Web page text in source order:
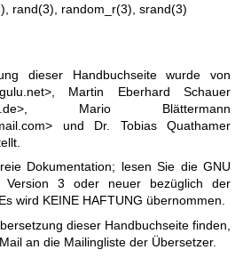
rand(3) random_r(3) srand(3)
dieser Handbuchseite wurde von
Martin Eberhard Schauer
Mario Blättermann
und Dr. Tobias Quathamer
Dokumentation; lesen Sie die GNU
Version 3 oder neuer bezüglich der
wird KEINE HAFTUNG übernommen.
dieser Handbuchseite finden,
an die Mailingliste der Übersetzer.